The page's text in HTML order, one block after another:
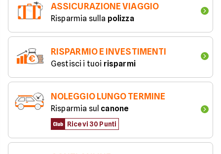
ASSICURAZIONE VIAGGIO
Risparmia sulla polizza
RISPARMIO E INVESTIMENTI
Gestisci i tuoi risparmi
NOLEGGIO LUNGO TERMINE
Risparmia sul canone
Ricevi 30 Punti